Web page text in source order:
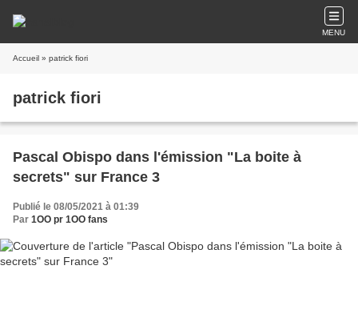
MENU
Accueil » patrick fiori
patrick fiori
Pascal Obispo dans l'émission "La boite à
secrets" sur France 3
Publié le 08/05/2021 à 01:39
Par 1OO pr 1OO fans